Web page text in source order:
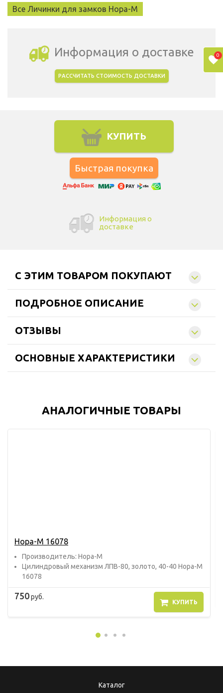
Все Личинки для замков Нора-М
Информация о доставке
РАССЧИТАТЬ СТОИМОСТЬ ДОСТАВКИ
КУПИТЬ
Информация о
доставке
C ЭТИМ ТОВАРОМ ПОКУПАЮТ
ПОДРОБНОЕ ОПИСАНИЕ
ОТЗЫВЫ
ОСНОВНЫЕ ХАРАКТЕРИСТИКИ
АНАЛОГИЧНЫЕ ТОВАРЫ
Нора-М 16078
Прoизвoдитель: Нора-М
Цилиндровый механизм ЛПВ-80, золото, 40-40 Нора-М
16078
750руб.
КУПИТЬ
Каталог
0